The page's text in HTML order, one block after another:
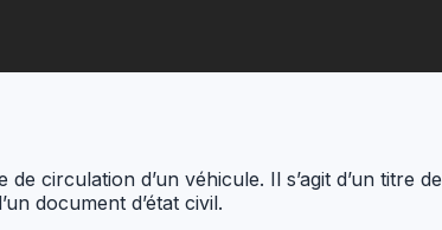
circulation d’un véhicule. Il s’agit d’un titre de
document d’état civil.